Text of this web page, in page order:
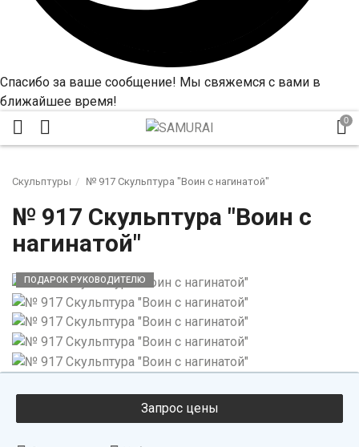
Спасибо за ваше сообщение! Мы свяжемся с вами в
ближайшее время!
Скульптуры № 917 Скульптура "Воин с нагинатой"
№ 917 Скульптура "Воин с
нагинатой"
ПОДАРОК РУКОВОДИТЕЛЮ